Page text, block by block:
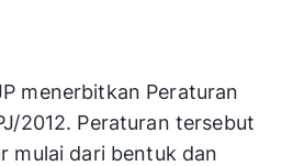
menerbitkan Peraturan
2012. Peraturan tersebut
mulai dari bentuk dan